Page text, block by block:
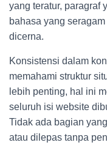
yang teratur, paragraf
bahasa yang
dicerna.
Konsistensi dalam
memahami struktur
lebih penting, hal ini
seluruh isi website
Tidak ada bagian
atau dilepas tanpa